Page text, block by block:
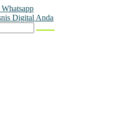
Whatsapp